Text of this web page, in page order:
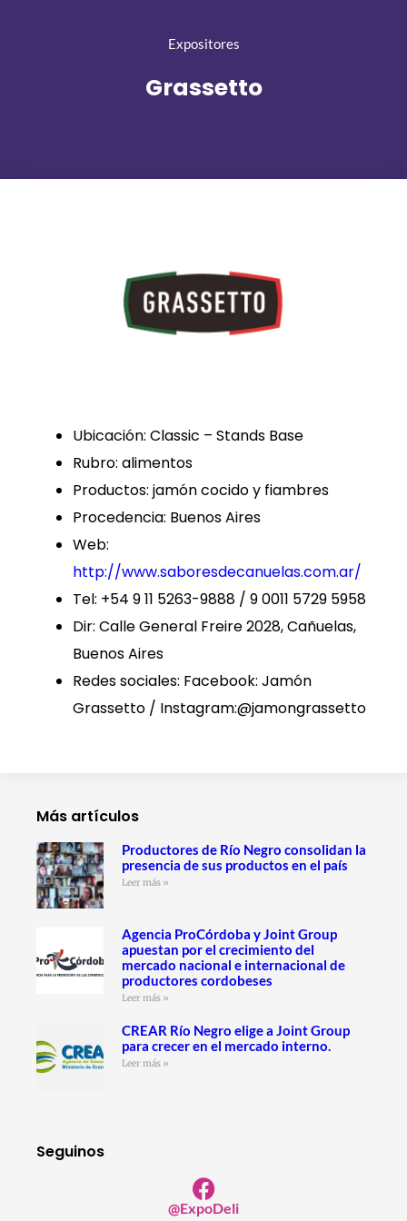
Expositores
Grassetto
Ubicación: Classic – Stands Base
Rubro: alimentos
Productos: jamón cocido y fiambres
Procedencia: Buenos Aires
Web:
http://www.saboresdecanuelas.com.ar/
Tel: +54 9 11 5263-9888 / 9 0011 5729 5958
Dir: Calle General Freire 2028, Cañuelas,
Buenos Aires
Redes sociales: Facebook: Jamón
Grassetto / Instagram:@jamongrassetto
Más artículos
Productores de Río Negro consolidan la
presencia de sus productos en el país
Leer más »
Agencia ProCórdoba y Joint Group
apuestan por el crecimiento del
mercado nacional e internacional de
productores cordobeses
Leer más »
CREAR Río Negro elige a Joint Group
para crecer en el mercado interno.
Leer más »
Seguinos
@ExpoDeli